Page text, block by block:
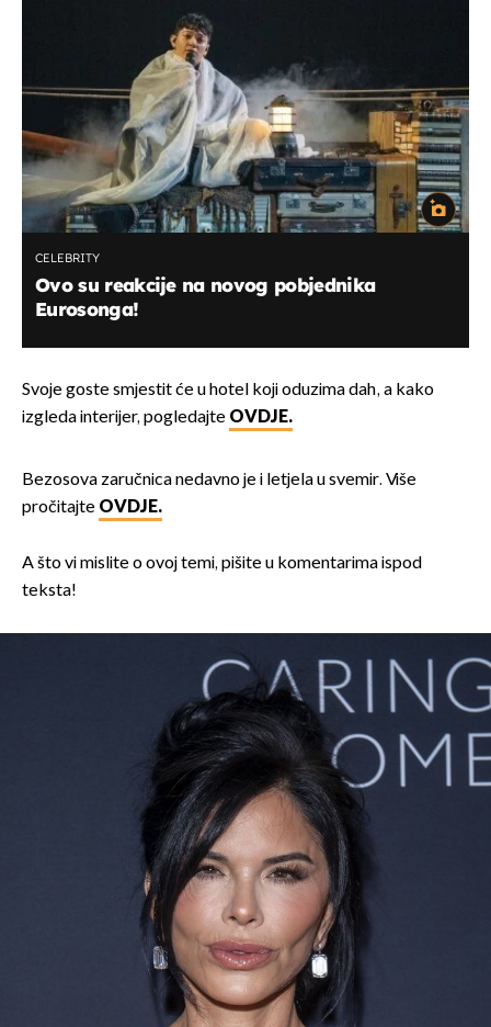
CELEBRITY
Ovo su reakcije na novog pobjednika
Eurosonga!
Svoje goste smjestit će u hotel koji oduzima dah, a kako
izgleda interijer, pogledajte OVDJE.
Bezosova zaručnica nedavno je i letjela u svemir. Više
pročitajte OVDJE.
A što vi mislite o ovoj temi, pišite u komentarima ispod
teksta!